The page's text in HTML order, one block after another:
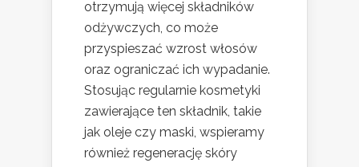
otrzymują więcej składników
odżywczych, co może
przyspieszać wzrost włosów
oraz ograniczać ich wypadanie.
Stosując regularnie kosmetyki
zawierające ten składnik, takie
jak oleje czy maski, wspieramy
również regenerację skóry